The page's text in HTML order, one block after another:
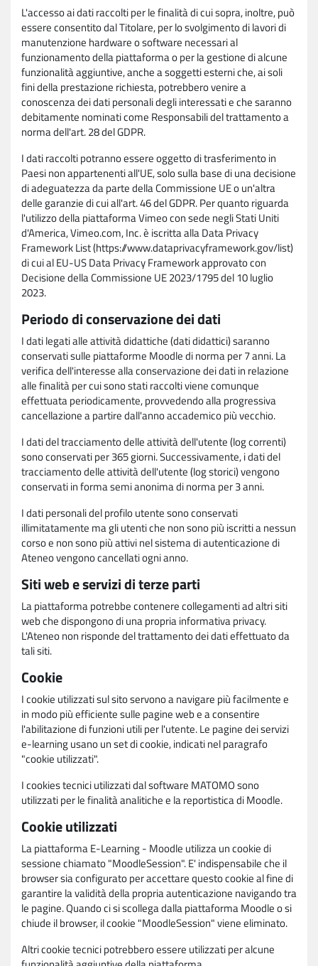
L'accesso ai dati raccolti per le finalità di cui sopra, inoltre, può
essere consentito dal Titolare, per lo svolgimento di lavori di
manutenzione hardware o software necessari al
funzionamento della piattaforma o per la gestione di alcune
funzionalità aggiuntive, anche a soggetti esterni che, ai soli
fini della prestazione richiesta, potrebbero venire a
conoscenza dei dati personali degli interessati e che saranno
debitamente nominati come Responsabili del trattamento a
norma dell'art. 28 del GDPR.
I dati raccolti potranno essere oggetto di trasferimento in
Paesi non appartenenti all'UE, solo sulla base di una decisione
di adeguatezza da parte della Commissione UE o un'altra
delle garanzie di cui all'art. 46 del GDPR. Per quanto riguarda
l'utilizzo della piattaforma Vimeo con sede negli Stati Uniti
d'America, Vimeo.com, Inc. è iscritta alla Data Privacy
Framework List (https://www.dataprivacyframework.gov/list)
di cui al EU-US Data Privacy Framework approvato con
Decisione della Commissione UE 2023/1795 del 10 luglio
2023.
Periodo di conservazione dei dati
I dati legati alle attività didattiche (dati didattici) saranno
conservati sulle piattaforme Moodle di norma per 7 anni. La
verifica dell'interesse alla conservazione dei dati in relazione
alle finalità per cui sono stati raccolti viene comunque
effettuata periodicamente, provvedendo alla progressiva
cancellazione a partire dall'anno accademico più vecchio.
I dati del tracciamento delle attività dell'utente (log correnti)
sono conservati per 365 giorni. Successivamente, i dati del
tracciamento delle attività dell'utente (log storici) vengono
conservati in forma semi anonima di norma per 3 anni.
I dati personali del profilo utente sono conservati
illimitatamente ma gli utenti che non sono più iscritti a nessun
corso e non sono più attivi nel sistema di autenticazione di
Ateneo vengono cancellati ogni anno.
Siti web e servizi di terze parti
La piattaforma potrebbe contenere collegamenti ad altri siti
web che dispongono di una propria informativa privacy.
L'Ateneo non risponde del trattamento dei dati effettuato da
tali siti.
Cookie
I cookie utilizzati sul sito servono a navigare più facilmente e
in modo più efficiente sulle pagine web e a consentire
l'abilitazione di funzioni utili per l'utente. Le pagine dei servizi
e-learning usano un set di cookie, indicati nel paragrafo
"cookie utilizzati".
I cookies tecnici utilizzati dal software MATOMO sono
utilizzati per le finalità analitiche e la reportistica di Moodle.
Cookie utilizzati
La piattaforma E-Learning - Moodle utilizza un cookie di
sessione chiamato "MoodleSession". E' indispensabile che il
browser sia configurato per accettare questo cookie al fine di
garantire la validità della propria autenticazione navigando tra
le pagine. Quando ci si scollega dalla piattaforma Moodle o si
chiude il browser, il cookie "MoodleSession" viene eliminato.
Altri cookie tecnici potrebbero essere utilizzati per alcune